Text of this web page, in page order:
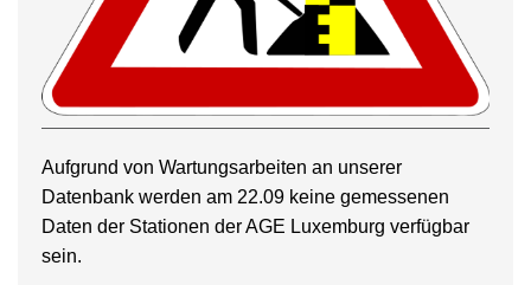
Aufgrund von Wartungsarbeiten an unserer
Datenbank werden am 22.09 keine gemessenen
Daten der Stationen der AGE Luxemburg verfügbar
sein.